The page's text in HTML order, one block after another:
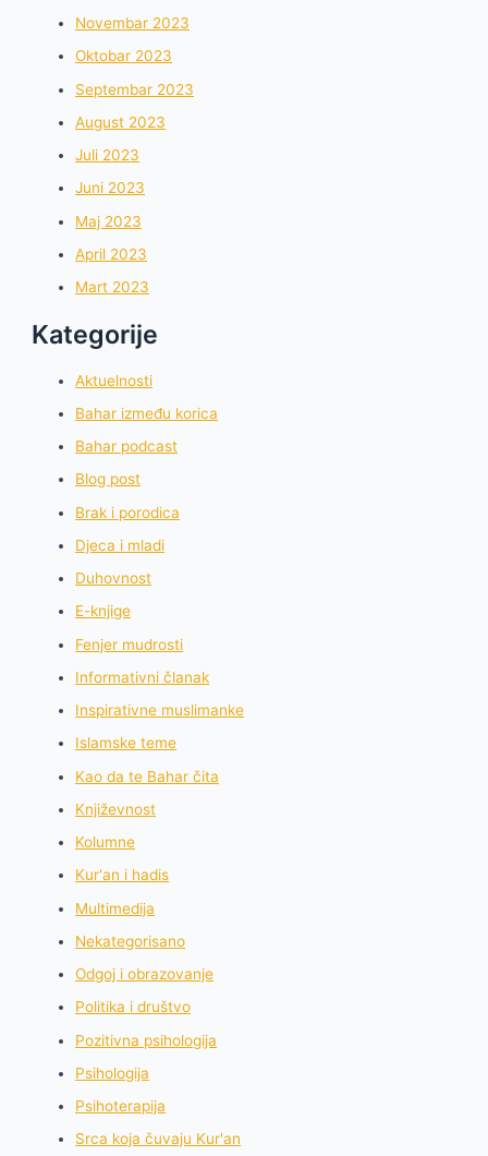
Novembar 2023
Oktobar 2023
Septembar 2023
August 2023
Juli 2023
Juni 2023
Maj 2023
April 2023
Mart 2023
Kategorije
Aktuelnosti
Bahar između korica
Bahar podcast
Blog post
Brak i porodica
Djeca i mladi
Duhovnost
E-knjige
Fenjer mudrosti
Informativni članak
Inspirativne muslimanke
Islamske teme
Kao da te Bahar čita
Književnost
Kolumne
Kur'an i hadis
Multimedija
Nekategorisano
Odgoj i obrazovanje
Politika i društvo
Pozitivna psihologija
Psihologija
Psihoterapija
Srca koja čuvaju Kur'an